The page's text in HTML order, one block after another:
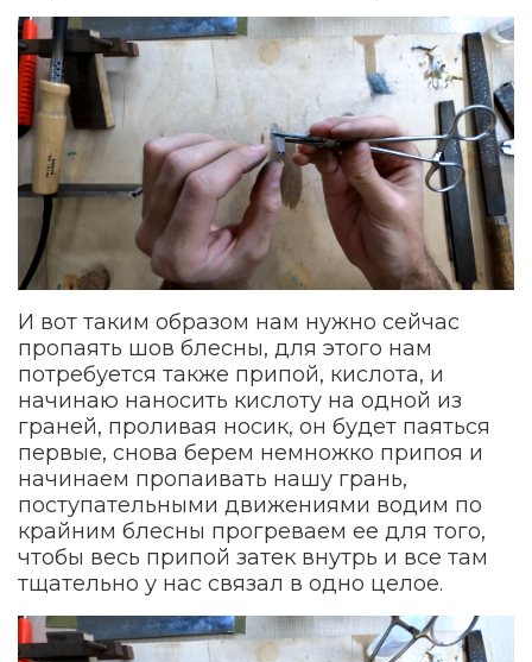
И вот таким образом нам нужно сейчас
пропаять шов блесны, для этого нам
потребуется также припой, кислота, и
начинаю наносить кислоту на одной из
граней, проливая носик, он будет паяться
первые, снова берем немножко припоя и
начинаем пропаивать нашу грань,
поступательными движениями водим по
крайним блесны прогреваем ее для того,
чтобы весь припой затек внутрь и все там
тщательно у нас связал в одно целое.